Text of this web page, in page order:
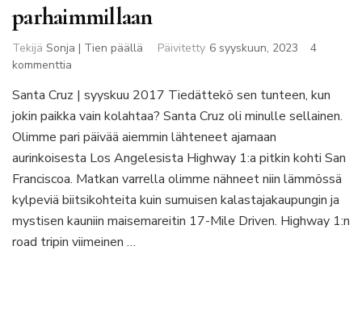
parhaimmillaan
Tekijä Sonja | Tien päällä Päivitetty 6 syyskuun, 2023
4
kommenttia
Santa
Cruz
on
Kaliforniaa
parhaimmillaan
Santa Cruz | syyskuu 2017 Tiedättekö sen tunteen, kun
jokin paikka vain kolahtaa? Santa Cruz oli minulle sellainen.
Olimme pari päivää aiemmin lähteneet ajamaan
aurinkoisesta Los Angelesista Highway 1:a pitkin kohti San
Franciscoa. Matkan varrella olimme nähneet niin lämmössä
kylpeviä biitsikohteita kuin sumuisen kalastajakaupungin ja
mystisen kauniin maisemareitin 17-Mile Driven. Highway 1:n
road tripin viimeinen …